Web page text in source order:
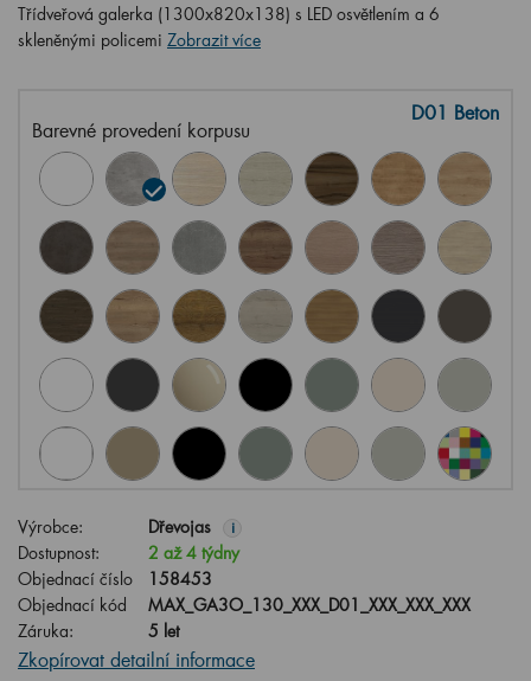
Třídveřová galerka (1300x820x138) s LED osvětlením a 6
skleněnými policemi Zobrazit více
Barevné provedení korpusu
D01 Beton
Výrobce: Dřevojas i
Dostupnost:
2 až 4 týdny
Objednací číslo
158453
Objednací kód
MAX_GA3O_130_XXX_D01_XXX_XXX_XXX
Záruka:
5 let
Zkopírovat detailní informace